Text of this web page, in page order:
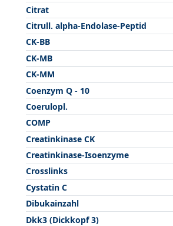
Citrat
Citrull. alpha-Endolase-Peptid
CK-BB
CK-MB
CK-MM
Coenzym Q - 10
Coerulopl.
COMP
Creatinkinase CK
Creatinkinase-Isoenzyme
Crosslinks
Cystatin C
Dibukainzahl
Dkk3 (Dickkopf 3)